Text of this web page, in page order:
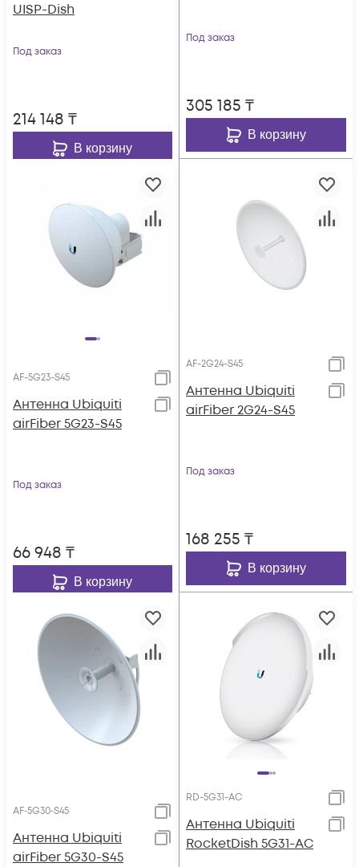
UISP-Dish
Под заказ
214 148 ₸
В корзину
Под заказ
305 185 ₸
В корзину
AF-5G23-S45
Антенна Ubiquiti
airFiber 5G23-S45
Под заказ
66 948 ₸
В корзину
AF-2G24-S45
Антенна Ubiquiti
airFiber 2G24-S45
Под заказ
168 255 ₸
В корзину
AF‑5G30‑S45
Антенна Ubiquiti
airFiber 5G30-S45
RD-5G31-AC
Антенна Ubiquiti
RocketDish 5G31-AC